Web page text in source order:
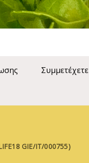
Συμμετέχετε
GIE/IT/000755)